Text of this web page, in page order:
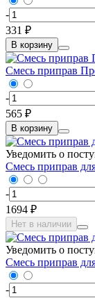
-
331 ₽
В корзину
Смесь приправ
-
565 ₽
В корзину
Уведомить о
Смесь приправ
-
1694 ₽
Нет в наличии
Уведомить о
Смесь приправ
-